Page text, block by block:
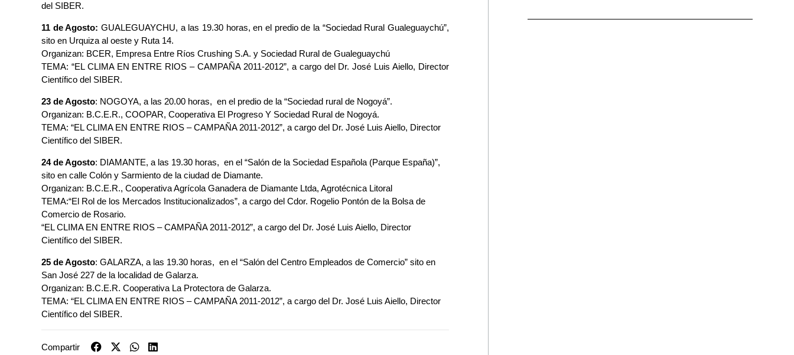
del SIBER.
11 de Agosto: GUALEGUAYCHU, a las 19.30 horas, en el predio de la “Sociedad Rural Gualeguaychú”,
sito en Urquiza al oeste y Ruta 14.
Organizan: BCER, Empresa Entre Ríos Crushing S.A. y Sociedad Rural de Gualeguaychú
TEMA: “EL CLIMA EN ENTRE RIOS – CAMPAÑA 2011-2012”, a cargo del Dr. José Luis Aiello, Director
Científico del SIBER.
23 de Agosto: NOGOYA, a las 20.00 horas, en el predio de la “Sociedad rural de Nogoyá”.
Organizan: B.C.E.R., COOPAR, Cooperativa El Progreso Y Sociedad Rural de Nogoyá.
TEMA: “EL CLIMA EN ENTRE RIOS – CAMPAÑA 2011-2012”, a cargo del Dr. José Luis Aiello, Director
Científico del SIBER.
24 de Agosto: DIAMANTE, a las 19.30 horas, en el “Salón de la Sociedad Española (Parque España)”,
sito en calle Colón y Sarmiento de la ciudad de Diamante.
Organizan: B.C.E.R., Cooperativa Agrícola Ganadera de Diamante Ltda, Agrotécnica Litoral
TEMA:“El Rol de los Mercados Institucionalizados”, a cargo del Cdor. Rogelio Pontón de la Bolsa de
Comercio de Rosario.
“EL CLIMA EN ENTRE RIOS – CAMPAÑA 2011-2012”, a cargo del Dr. José Luis Aiello, Director
Científico del SIBER.
25 de Agosto: GALARZA, a las 19.30 horas, en el “Salón del Centro Empleados de Comercio” sito en
San José 227 de la localidad de Galarza.
Organizan: B.C.E.R. Cooperativa La Protectora de Galarza.
TEMA: “EL CLIMA EN ENTRE RIOS – CAMPAÑA 2011-2012”, a cargo del Dr. José Luis Aiello, Director
Científico del SIBER.
Compartir